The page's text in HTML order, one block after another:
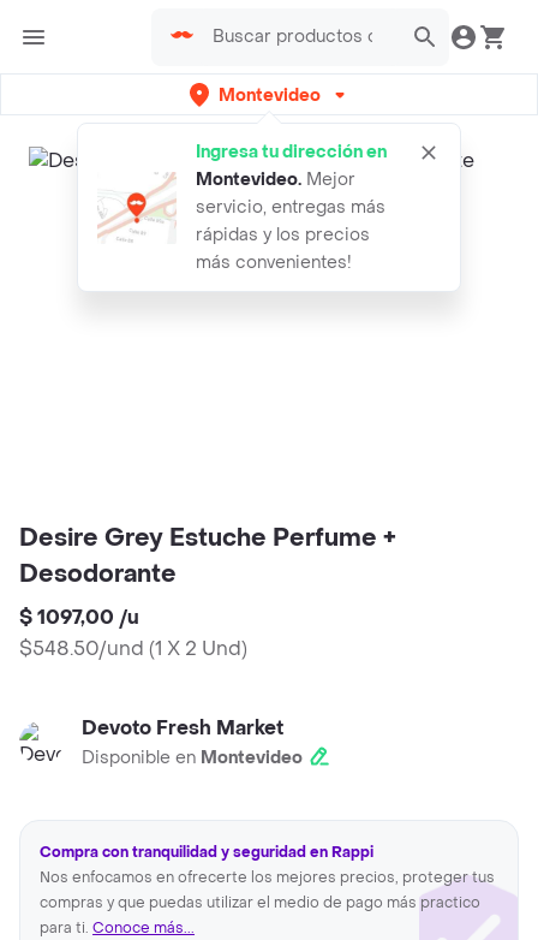
Montevideo
Ingresa tu dirección en
Montevideo. Mejor
servicio, entregas más
rápidas y los precios
más convenientes!
Desire Grey Estuche Perfume +
Desodorante
$ 1097,00 /u
$548.50/und (1 X 2 Und)
Devoto Fresh Market
Disponible en Montevideo
Compra con tranquilidad y seguridad en Rappi
Nos enfocamos en ofrecerte los mejores precios, proteger tus
compras y que puedas utilizar el medio de pago más practico
para ti. Conoce más...